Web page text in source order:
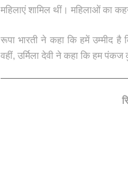
महिलाएं शामिल थीं। महिलाओं का
रूपा भारती ने कहा कि हमें उम्मीद है
वहीं, उर्मिला देवी ने कहा कि हम